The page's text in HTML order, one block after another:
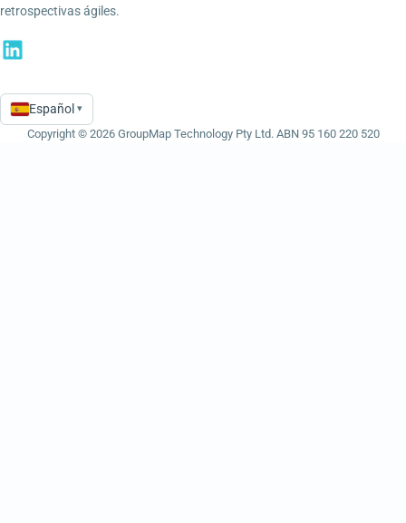
retrospectivas ágiles.
Language
Español ▾
Copyright © 2026 GroupMap Technology Pty Ltd. ABN 95 160 220 520